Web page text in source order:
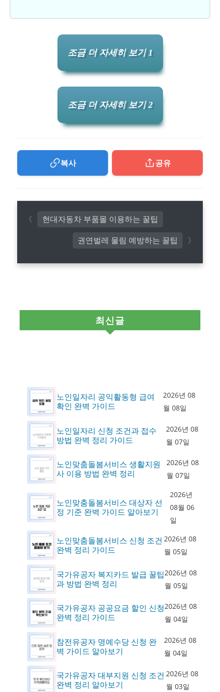
조금 더 자세히 보기 1
조금 더 자세히 보기 2
복사 공유
권연벌레 물림 예방하는 꿀팁
현대자동차 부품몰 이용하는 꿀팁
최신글
노인일자리 공익활동형 급여
확인 완벽 가이드
2026년 08
월 08일
노인일자리 신청 조건과 접수
방법 완벽 정리 가이드
2026년 08
월 07일
노인맞춤돌봄서비스 생활지원
사 이용 방법 완벽 정리
2026년 08
월 07일
노인맞춤돌봄서비스 대상자 선
정 기준 완벽 가이드 알아보기
2026년
08월 06
일
노인맞춤돌봄서비스 신청 조건
완벽 정리 가이드
2026년 08
월 05일
국가유공자 복지카드 발급 꿀팁
과 방법 완벽 정리
2026년 08
월 05일
국가유공자 공공요금 할인 신청
완벽 정리 가이드
2026년 08
월 04일
참전유공자 명예수당 신청 완
벽 가이드 알아보기
2026년 08
월 04일
국가유공자 대부지원 신청 조건
완벽 정리 알아보기
2026년 08
월 03일